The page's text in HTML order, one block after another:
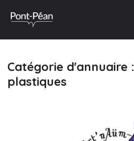
Catégorie d'annuaire :
plastiques